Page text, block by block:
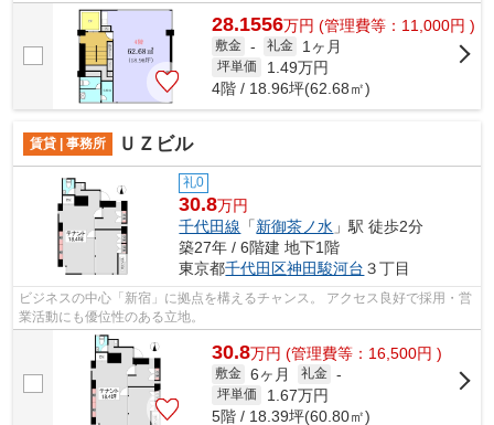
28.1556万円 (管理費等：11,000円 )
敷金 - 礼金 1ヶ月
坪単価 1.49万円
4階 / 18.96坪(62.68㎡)
賃貸 | 事務所 ＵＺビル
礼0
30.8万円
千代田線 「新御茶ノ水 」駅 徒歩2分
築27年 / 6階建 地下1階
東京都千代田区神田駿河台 ３丁目
ビジネスの中心「新宿」に拠点を構えるチャンス。 アクセス良好で採用・営
業活動にも優位性のある立地。
30.8万円 (管理費等：16,500円 )
敷金 6ヶ月 礼金 -
坪単価 1.67万円
5階 / 18.39坪(60.80㎡)